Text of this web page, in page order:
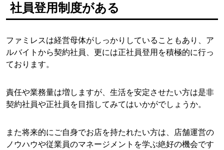
社員登用制度がある
ファミレスは経営母体がしっかりしていることもあり、ア
ルバイトから契約社員、更には正社員登用を積極的に行っ
ております。
責任や業務量は増しますが、生活を安定させたい方は是非
契約社員や正社員を目指してみてはいかがでしょうか。
また将来的にご自身でお店を持たれたい方は、店舗運営の
ノウハウや従業員のマネージメントを学ぶ絶好の機会です